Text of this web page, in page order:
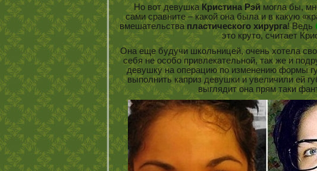
Но вот девушкаКристина Рэймогла бы,
сами сравните – какой она была и в какую
вмешательства пластического хирурга! Ведь
это круто, считает
Она еще будучи школьницей, очень хотела
себя не особо привлекательной, так же и
девушку на операцию по изменению формы
выполнить каприз девушки и увеличили ей
выглядит она прям таки